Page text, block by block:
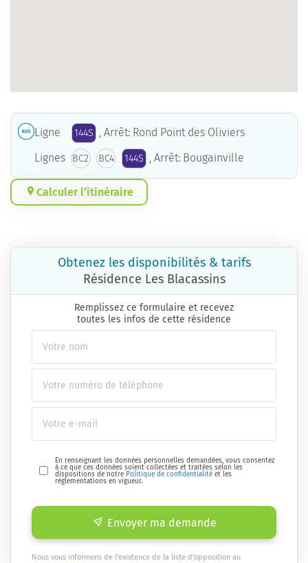
Ligne 144S , Arrêt: Rond Point des Oliviers
Lignes
BC2 BC4 144S , Arrêt: Bougainville
Calculer l’itinéraire
Obtenez les disponibilités & tarifs
Résidence Les Blacassins
Remplissez ce formulaire et recevez
toutes les infos de cette résidence
En renseignant les données personnelles demandées, vous consentez
à ce que ces données soient collectées et traitées selon les
dispositions de notre Politique de confidentialité et les
réglementations en vigueur.
Envoyer ma demande
Nous vous informons de l'existence de la liste d'opposition au